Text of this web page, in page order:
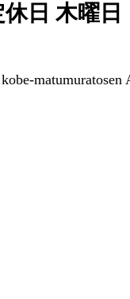
休日 木曜日
matumuratosen